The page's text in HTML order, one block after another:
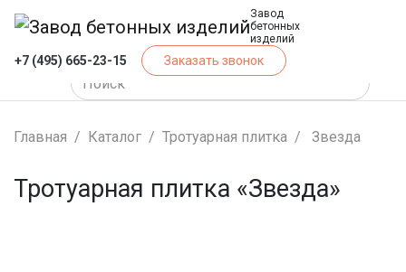
Завод
бетонных
изделий
+7 (495) 665-23-15 Заказать звонок
Главная Каталог Тротуарная плитка Звезда
Тротуарная плитка «Звезда»